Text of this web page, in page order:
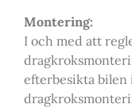
Montering:
I och med att
efterbesikta bilen